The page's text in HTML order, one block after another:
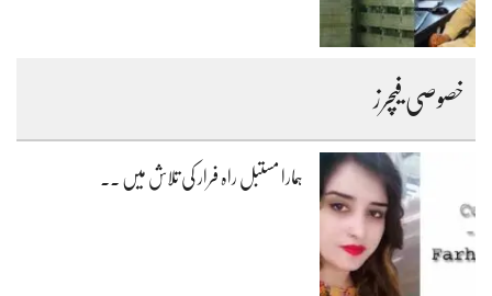
خصوصی فیچرز
ہمارا مستبل راہ فرار کی تلاش میں ۔۔